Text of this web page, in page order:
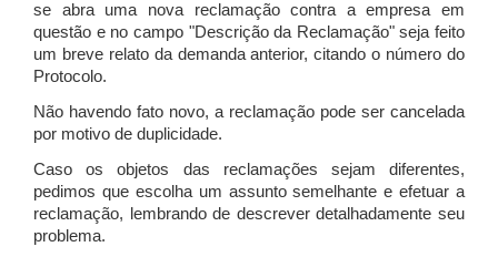
se abra uma nova reclamação contra a empresa em
questão e no campo "Descrição da Reclamação" seja feito
um breve relato da demanda anterior, citando o número do
Protocolo.
Não havendo fato novo, a reclamação pode ser cancelada
por motivo de duplicidade.
Caso os objetos das reclamações sejam diferentes,
pedimos que escolha um assunto semelhante e efetuar a
reclamação, lembrando de descrever detalhadamente seu
problema.